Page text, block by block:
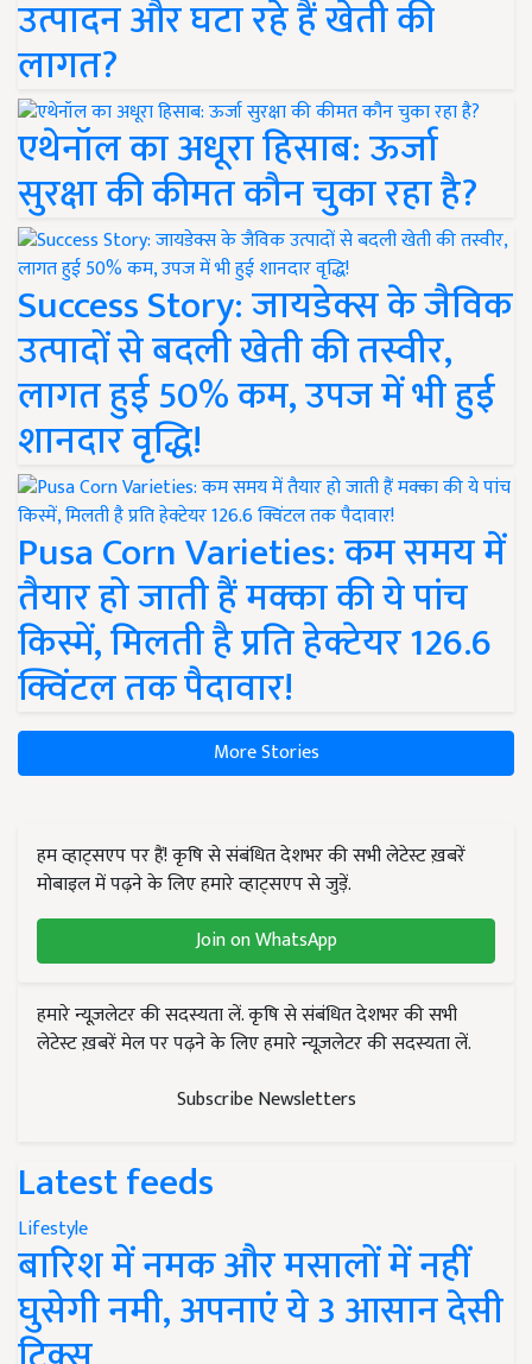
उत्पादन और घटा रहे हैं खेती की
लागत?
एथेनॉल का अधूरा हिसाब: ऊर्जा
सुरक्षा की कीमत कौन चुका रहा है?
Success Story: जायडेक्स के जैविक
उत्पादों से बदली खेती की तस्वीर,
लागत हुई 50% कम, उपज में भी हुई
शानदार वृद्धि!
Pusa Corn Varieties: कम समय में
तैयार हो जाती हैं मक्का की ये पांच
किस्में, मिलती है प्रति हेक्टेयर 126.6
क्विंटल तक पैदावार!
More Stories
हम व्हाट्सएप पर हैं! कृषि से संबंधित देशभर की सभी लेटेस्ट ख़बरें
मोबाइल में पढ़ने के लिए हमारे व्हाट्सएप से जुड़ें.
Join on WhatsApp
हमारे न्यूज़लेटर की सदस्यता लें. कृषि से संबंधित देशभर की सभी
लेटेस्ट ख़बरें मेल पर पढ़ने के लिए हमारे न्यूज़लेटर की सदस्यता लें.
Subscribe Newsletters
Latest feeds
Lifestyle
बारिश में नमक और मसालों में नहीं
घुसेगी नमी, अपनाएं ये 3 आसान देसी